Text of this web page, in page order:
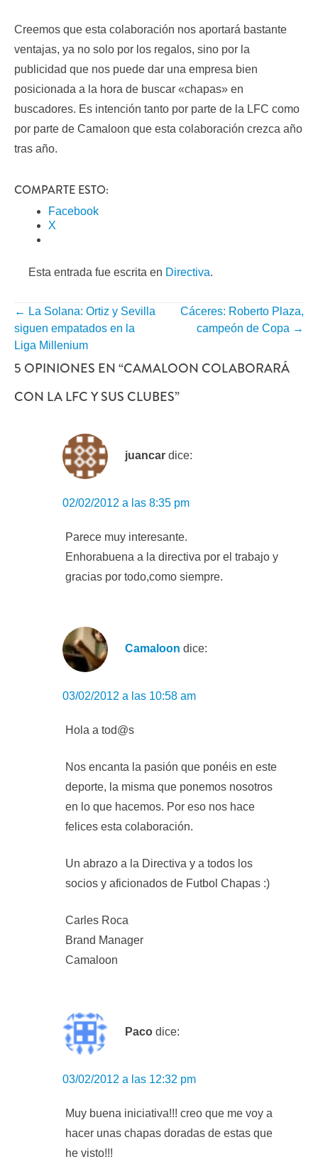
Creemos que esta colaboración nos aportará bastante
ventajas, ya no solo por los regalos, sino por la
publicidad que nos puede dar una empresa bien
posicionada a la hora de buscar «chapas» en
buscadores. Es intención tanto por parte de la LFC como
por parte de Camaloon que esta colaboración crezca año
tras año.
COMPARTE ESTO:
Facebook
X
Esta entrada fue escrita en Directiva.
NAVEGACIÓN
POR
ENTRADA
← La Solana: Ortiz y Sevilla
siguen empatados en la
Liga Millenium
Cáceres: Roberto Plaza,
campeón de Copa →
5 OPINIONES EN “CAMALOON COLABORARÁ
CON LA LFC Y SUS CLUBES”
juancar dice:
02/02/2012 a las 8:35 pm
Parece muy interesante.
Enhorabuena a la directiva por el trabajo y
gracias por todo,como siempre.
Camaloon dice:
03/02/2012 a las 10:58 am
Hola a tod@s
Nos encanta la pasión que ponéis en este
deporte, la misma que ponemos nosotros
en lo que hacemos. Por eso nos hace
felices esta colaboración.
Un abrazo a la Directiva y a todos los
socios y aficionados de Futbol Chapas :)
Carles Roca
Brand Manager
Camaloon
Paco dice:
03/02/2012 a las 12:32 pm
Muy buena iniciativa!!! creo que me voy a
hacer unas chapas doradas de estas que
he visto!!!